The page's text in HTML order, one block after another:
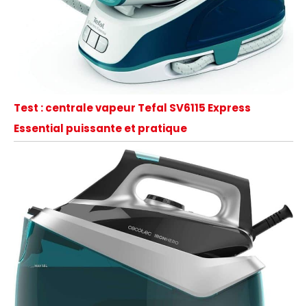
simple du sélecteur
de pression et de
température pour
une utilisation facile.
Faible
consommation
presses utilisent
très peu d'énergie, à
peu près comme un
fer à repasser
normal, grâce à sa
plaque chauffante
spéciale. Excellent
service après-
vente. Voir la
description ci-
dessous pour plus
de fonctionnalités
Test : centrale vapeur Tefal SV6115 Express
Essential puissante et pratique